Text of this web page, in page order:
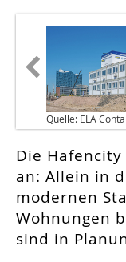
Quelle: ELA
Die
an: Allein in
modernen
Wohnungen
sind in